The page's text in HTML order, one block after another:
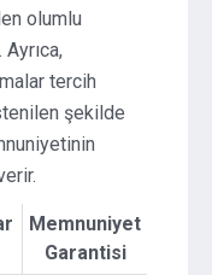
olumlu
tercih
şekilde
Memnuniyet
Garantisi